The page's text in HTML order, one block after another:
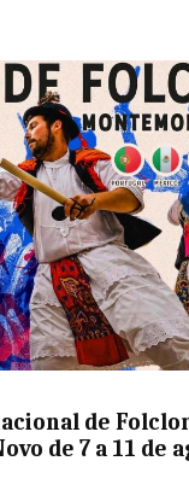
de
de 7 a 11 de